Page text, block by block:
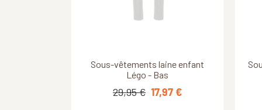
Cagoule enfant Odlo - Active
Warm Eco - Gris
19,95 €
Sous-vêtements laine enfant
Légo - Bas
29,95 € 17,97 €